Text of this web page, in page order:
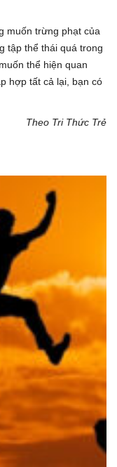
muốn trừng phạt của
tập thể thái quá trong
thể hiện quan
hợp tất cả lại, bạn có
Theo Tri Thức Trẻ